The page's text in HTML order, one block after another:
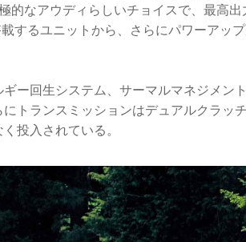
なアウディらしいチョイスで、最高出
するユニットから、さらにパワーアッ
ー回生システム、サーマルマネジメン
トランスミッションはデュアルクラッ
投入されている。